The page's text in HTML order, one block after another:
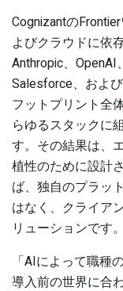
Cognizantの
よびクラウドに依
Anthropic、OpenAI
Salesforce、およ
フットプリント全
らゆるスタックに
す。その結果は、
植性のために設計
ば、独自のプラッ
はなく、クライア
リューションです。
「AIによって職種
導入前の世界に合